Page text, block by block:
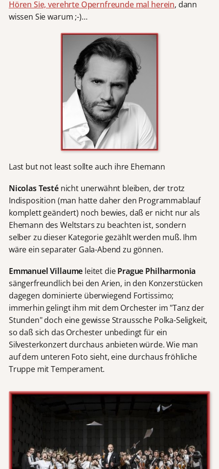
Hören Sie, verehrte Opernfreunde mal herein, dann
wissen Sie warum ;-)…
Last but not least sollte auch ihre Ehemann
Nicolas Testénicht unerwähnt bleiben, der trotz
Indisposition (man hatte daher den Programmablauf
komplett geändert) noch bewies, daß er nicht nur als
Ehemann des Weltstars zu beachten ist, sondern
selber zu dieser Kategorie gezählt werden muß. Ihm
wäre ein separater Gala-Abend zu gönnen.
Emmanuel Villaume leitet diePrague Philharmonia
sängerfreundlich bei den Arien, in den Konzerstücken
dagegen dominierte überwiegend Fortissimo;
immerhin gelingt ihm mit dem Orchester im "Tanz der
Stunden" doch eine gewisse Straussche Polka-Seligkeit,
so daß sich das Orchester unbedingt für ein
Silvesterkonzert durchaus anbieten würde. Wie man
auf dem unteren Foto sieht, eine durchaus fröhliche
Truppe mit Temperament.